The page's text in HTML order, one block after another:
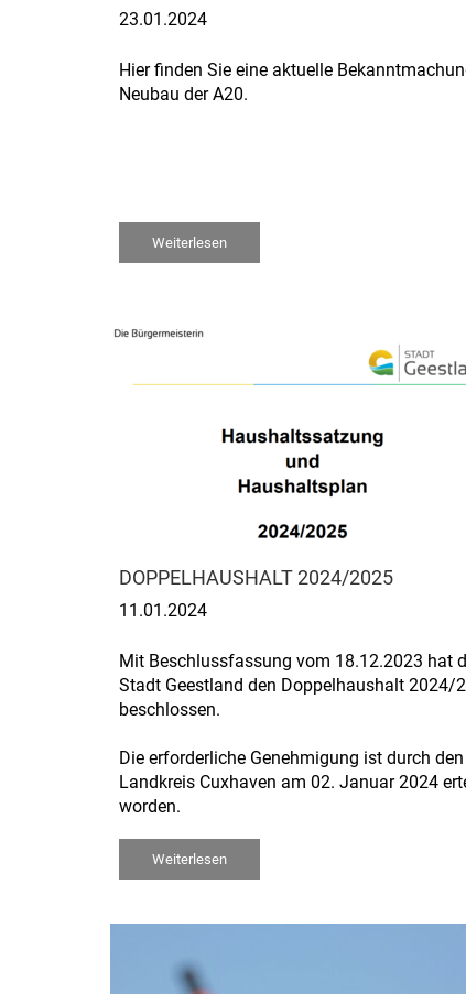
23.01.2024
Hier finden Sie eine aktuelle
Neubau der A20.
Weiterlesen
DOPPELHAUSHALT 2024/2025
11.01.2024
Mit Beschlussfassung vom 18.12.2023 hat
Stadt Geestland den Doppelhaushalt 2024/
beschlossen.
Die erforderliche Genehmigung ist durch den
Landkreis Cuxhaven am 02. Januar 2024
worden.
Weiterlesen